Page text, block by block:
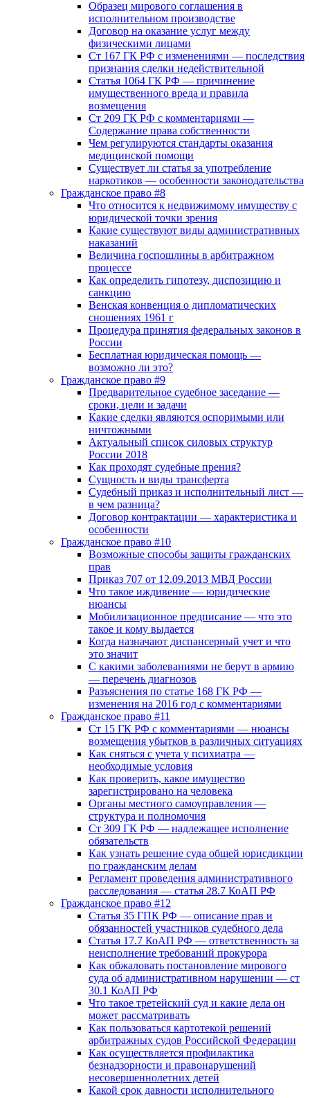
Образец мирового соглашения в
исполнительном производстве
Договор на оказание услуг между
физическими лицами
Ст 167 ГК РФ с изменениями — последствия
признания сделки недействительной
Статья 1064 ГК РФ — причинение
имущественного вреда и правила
возмещения
Ст 209 ГК РФ с комментариями —
Содержание права собственности
Чем регулируются стандарты оказания
медицинской помощи
Существует ли статья за употребление
наркотиков — особенности законодательства
Гражданское право #8
Что относится к недвижимому имуществу с
юридической точки зрения
Какие существуют виды административных
наказаний
Величина госпошлины в арбитражном
процессе
Как определить гипотезу, диспозицию и
санкцию
Венская конвенция о дипломатических
сношениях 1961 г
Процедура принятия федеральных законов в
России
Бесплатная юридическая помощь —
возможно ли это?
Гражданское право #9
Предварительное судебное заседание —
сроки, цели и задачи
Какие сделки являются оспоримыми или
ничтожными
Актуальный список силовых структур
России 2018
Как проходят судебные прения?
Сущность и виды трансферта
Судебный приказ и исполнительный лист —
в чем разница?
Договор контрактации — характеристика и
особенности
Гражданское право #10
Возможные способы защиты гражданских
прав
Приказ 707 от 12.09.2013 МВД России
Что такое иждивение — юридические
нюансы
Мобилизационное предписание — что это
такое и кому выдается
Когда назначают диспансерный учет и что
это значит
С какими заболеваниями не берут в армию
— перечень диагнозов
Разъяснения по статье 168 ГК РФ —
изменения на 2016 год с комментариями
Гражданское право #11
Ст 15 ГК РФ с комментариями — нюансы
возмещения убытков в различных ситуациях
Как сняться с учета у психиатра —
необходимые условия
Как проверить, какое имущество
зарегистрировано на человека
Органы местного самоуправления —
структура и полномочия
Ст 309 ГК РФ — надлежащее исполнение
обязательств
Как узнать решение суда общей юрисдикции
по гражданским делам
Регламент проведения административного
расследования — статья 28.7 КоАП РФ
Гражданское право #12
Статья 35 ГПК РФ — описание прав и
обязанностей участников судебного дела
Статья 17.7 КоАП РФ — ответственность за
неисполнение требований прокурора
Как обжаловать постановление мирового
суда об административном нарушении — ст
30.1 КоАП РФ
Что такое третейский суд и какие дела он
может рассматривать
Как пользоваться картотекой решений
арбитражных судов Российской Федерации
Как осуществляется профилактика
безнадзорности и правонарушений
несовершеннолетних детей
Какой срок давности исполнительного